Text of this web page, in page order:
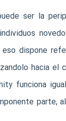
ser la
eso dispone
hacia el
funciona
parte, al